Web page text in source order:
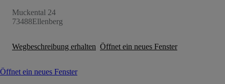
Muckental 24
73488Ellenberg
Wegbeschreibung erhalten Öffnet ein neues Fenster
Öffnet ein neues Fenster